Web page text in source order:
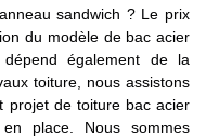
sandwich ? Le prix
du modèle de bac acier
également de la
toiture, nous assistons
projet de toiture bac acier
place. Nous sommes